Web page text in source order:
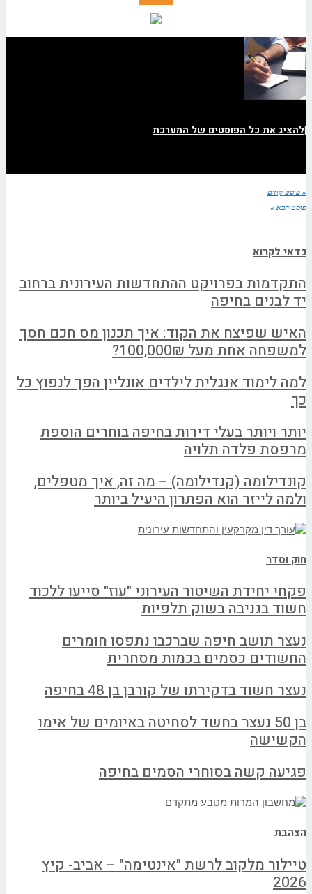
|להציג את כל הפוסטים של המערכת
« פוסט קודם
פוסט הבא »
כדאי לקרוא
התקדמות בפרויקט ההתחדשות העירונית ברחוב
יד לבנים בחיפה
האיש שפיצח את הקוד: איך תכנון מס חכם חסך
למשפחה אחת מעל 100,000₪?
למה לימוד אנגלית לילדים אונליין הפך לנפוץ כל
כך
יותר ויותר בעלי דירות בחיפה בוחרים הוספת
מרפסת פלדה תלויה
קונדילומה (קנדילומה) – מה זה, איך מטפלים,
ולמה לייזר הוא הפתרון היעיל ביותר
חוק וסדר
פקחי יחידת השיטור העירוני "עוז" סייעו ללכוד
חשוד בגניבה בשוק תלפיות
נעצר תושב חיפה שברכבו נתפסו חומרים
החשודים כסמים בכמות מסחרית
נעצר חשוד בדקירתו של קורבן בן 48 בחיפה
בן 50 נעצר בחשד לסחיטה באיומים של אימו
הקשישה
פגיעה קשה בסוחרי הסמים בחיפה
הצהבת
טיילור מלקוב לרשת "אינטימה" – אביב- קיץ
2026